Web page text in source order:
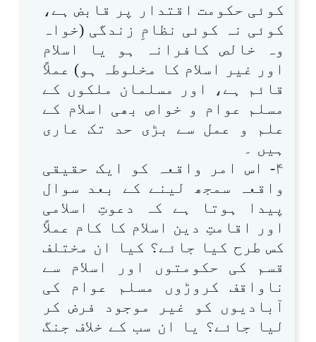
کوئی حکومت اقتدار پر قابض ہے،
کوئی نہ کوئی نظامِ زندگی (خواہ
وہ خالص کافرانہ ہو یا اسلام
اور غیر اسلام کا مخلوطہ ہو) عملاً
قائم ہے، اور مسلمان ملکوں کے
مسلم عوام و خواص بھی اسلام کے
علم و عمل سے بڑی حد تک عاری
ہیں ۔
۴- اس امر واقعہ کو ایک حقیقی
واقعہ سمجھ لینے کے بعد سوال
پیدا ہوتا ہے کہ دعوتِ اسلامی
اور اقامتِ دین اسلام کا کام عملاً
کس طرح کیا جائے؟ کیا ان مختلف
قسم کی حکومتوں اور اسلام سے
ناواقف کروڑوں مسلم عوام کی
آبادیوں کو غیر موجود فرض کر
لیا جائے؟ یا ان سب کے خلاف جنگ